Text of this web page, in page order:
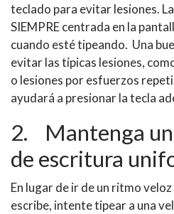
teclado para evitar lesiones.
SIEMPRE centrada en la
cuando estétipeando. Una
evitar las típicas lesiones,
o lesiones por esfuerzos
ayudará a presionar la tecla
2. Mantenga
de escritura
En lugar de ir de un ritmo
escribe, intentetipeara una